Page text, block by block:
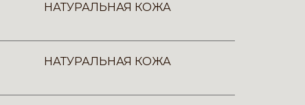
НАТУРАЛЬНАЯ КОЖА
НАТУРАЛЬНАЯ КОЖА